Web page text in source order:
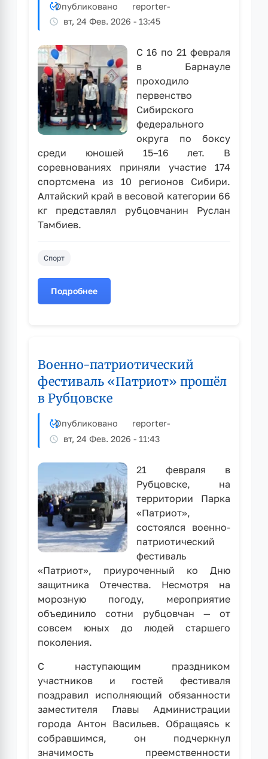
Опубликовано reporter-
вт, 24 Фев. 2026 - 13:45
С 16 по 21 февраля
в Барнауле
проходило
первенство
Сибирского
федерального
округа по боксу
среди юношей 15–16 лет. В
соревнованиях приняли участие 174
спортсмена из 10 регионов Сибири.
Алтайский край в весовой категории 66
кг представлял рубцовчанин Руслан
Тамбиев.
Спорт
Подробнее
о
первенства
Сибирского
федерального
округа
Военно-патриотический
фестиваль «Патриот» прошёл
в Рубцовске
Опубликовано reporter-
вт, 24 Фев. 2026 - 11:43
21 февраля в
Рубцовске, на
территории Парка
«Патриот»,
состоялся военно-
патриотический
фестиваль
«Патриот», приуроченный ко Дню
защитника Отечества. Несмотря на
морозную погоду, мероприятие
объединило сотни рубцовчан — от
совсем юных до людей старшего
поколения.
С наступающим праздником
участников и гостей фестиваля
поздравил исполняющий обязанности
заместителя Главы Администрации
города Антон Васильев. Обращаясь к
собравшимся, он подчеркнул
значимость преемственности